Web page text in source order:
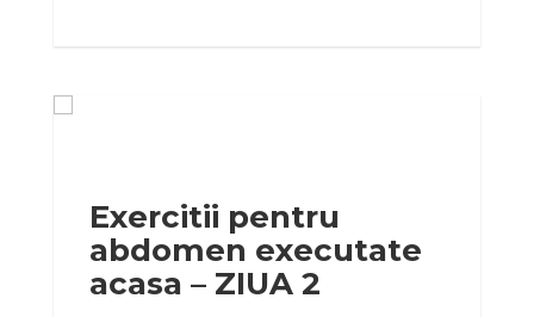
Exercitii pentru
abdomen executate
acasa – ZIUA 2